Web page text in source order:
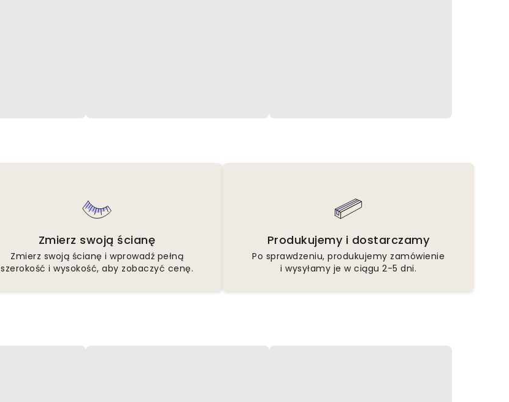
Zmierz swoją ścianę
Zmierz swoją ścianę i wprowadź pełną
szerokość i wysokość, aby zobaczyć cenę.
Produkujemy i dostarczamy
Po sprawdzeniu, produkujemy zamówienie
i wysyłamy je w ciągu 2-5 dni.